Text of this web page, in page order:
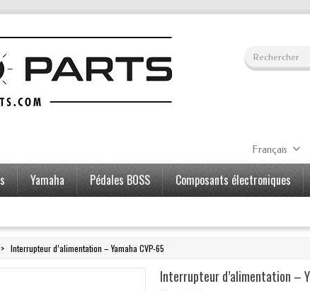
Français
Yamaha Pédales BOSS Composants électroniques
> Interrupteur d’alimentation – Yamaha CVP-65
Interrupteur d’alimentation –